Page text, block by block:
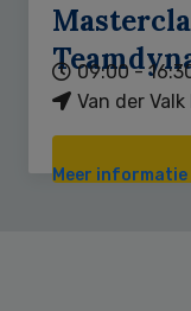
09:00 -
Van der Valk
Meer informatie